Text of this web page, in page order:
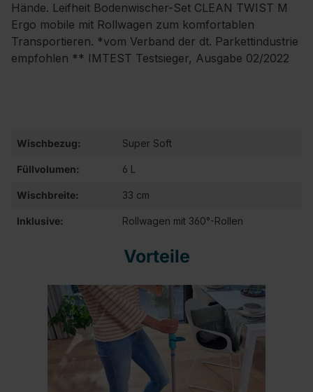
Hände. Leifheit Bodenwischer-Set CLEAN TWIST M
Ergo mobile mit Rollwagen zum komfortablen
Transportieren. *vom Verband der dt. Parkettindustrie
empfohlen ** IMTEST Testsieger, Ausgabe 02/2022
Wischbezug: Super Soft
Füllvolumen: 6 L
Wischbreite: 33 cm
Inklusive: Rollwagen mit 360°-Rollen
Vorteile